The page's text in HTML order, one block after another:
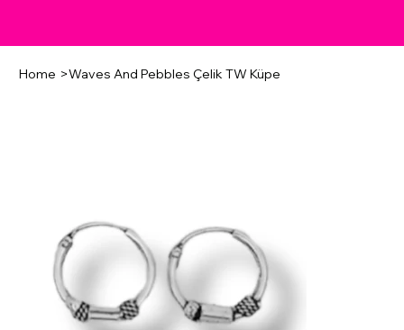
Home >Waves And Pebbles Çelik TW Küpe